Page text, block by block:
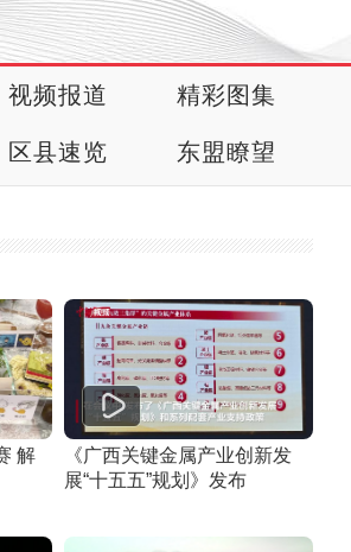
视频报道 精彩图集
区县速览 东盟瞭望
解
《广西关键金属产业创新发
展“十五五”规划》发布